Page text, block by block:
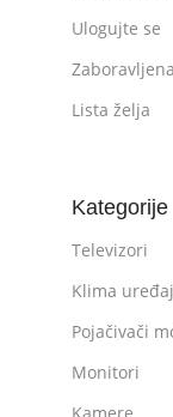
Ulogujte se
Lista želja
Kategorije
Televizori
Klima
Pojačivači
Monitori
Kamere